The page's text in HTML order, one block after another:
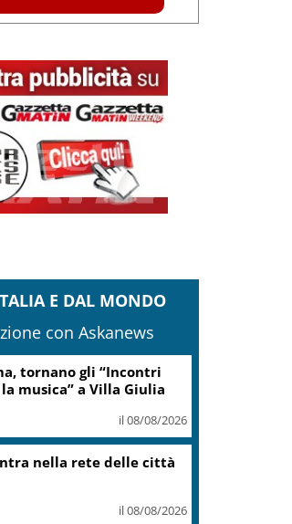
E DAL MONDO
con Askanews
tornano gli “Incontri
musica” a Villa Giulia
il 08/08/2026
nella rete delle città
il 08/08/2026